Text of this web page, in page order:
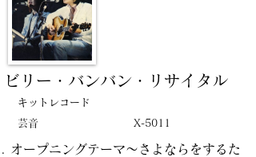
ビリー・バンバン・リサイタル
キットレコード
芸音
X-5011
オープニングテーマ～さよならをするた